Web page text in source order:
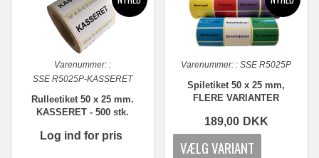
Varenummer: :
SSE R5025P-KASSERET
Rulleetiket 50 x 25 mm.
KASSERET - 500 stk.
Log ind for pris
Varenummer: : SSE R5025P
Spiletiket 50 x 25 mm,
FLERE VARIANTER
189,00 DKK